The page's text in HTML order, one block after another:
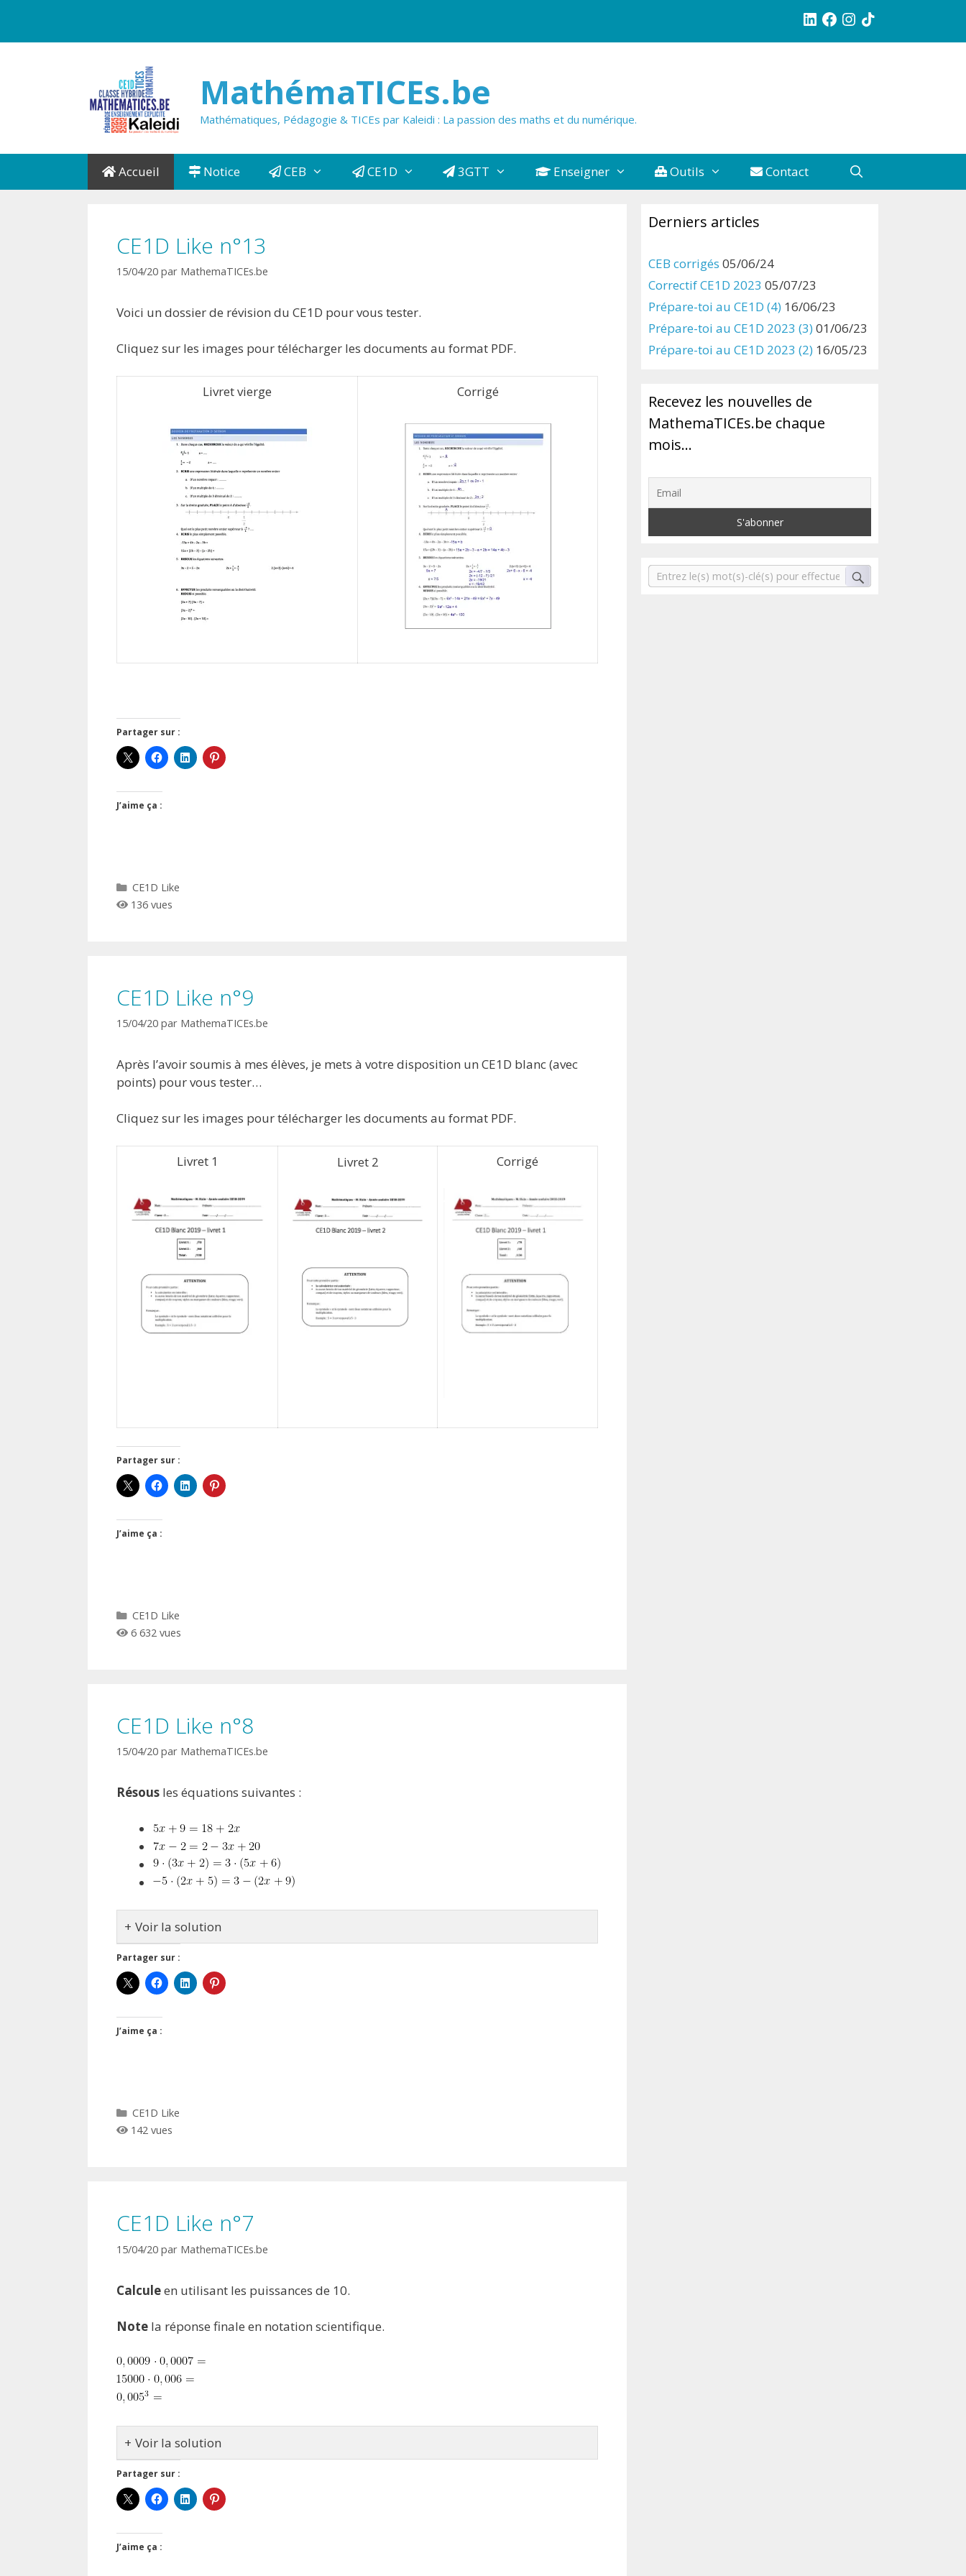
contenu
LinkedInFacebookInstagram
TikTok
MathémaTICEs.be
Mathématiques, Pédagogie & TICEs par Kaleidi : La passion des maths et du numérique.
Accueil Notice CEB CE1D 3GTT Enseigner Outils Contact
CE1D Like n°13
15/04/20 par MathemaTICEs.be
Voici un dossier de révision du CE1D pour vous tester.
Cliquez sur les images pour télécharger les documents au format PDF.
Livret vierge Corrigé
Partager sur :
J’aime ça :
Catégories
CE1D Like
136 vues
CE1D Like n°9
15/04/20 par MathemaTICEs.be
Après l’avoir soumis à mes élèves, je mets à votre disposition un CE1D blanc (avec
points) pour vous tester…
Cliquez sur les images pour télécharger les documents au format PDF.
Livret 1 Livret 2 Corrigé
Partager sur :
J’aime ça :
Catégories
CE1D Like
6 632 vues
CE1D Like n°8
15/04/20 par MathemaTICEs.be
Résous les équations suivantes :
Voir la solution
Partager sur :
J’aime ça :
Catégories
CE1D Like
142 vues
CE1D Like n°7
15/04/20 par MathemaTICEs.be
Calculeen utilisant les puissances de 10.
Note la réponse finale en notation scientifique.
Voir la solution
Partager sur :
J’aime ça :
Derniers articles
CEB corrigés 05/06/24
Correctif CE1D 2023 05/07/23
Prépare-toi au CE1D (4) 16/06/23
Prépare-toi au CE1D 2023 (3)01/06/23
Prépare-toi au CE1D 2023 (2) 16/05/23
Recevez les nouvelles de
MathemaTICEs.be chaque
mois…